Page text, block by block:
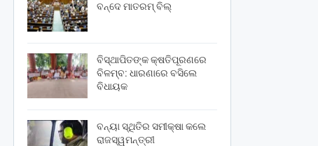
ବନ୍ଦେ ମାତରମ୍‌ ବିଲ୍‌
ବିସ୍ଥାପିତଙ୍କ କ୍ଷତିପୂରଣରେ
ବିଳମ୍ବ: ଧାରଣାରେ ବସିଲେ
ବିଧାୟକ
ବନ୍ୟା ସ୍ଥିତିର ସମୀକ୍ଷା କଲେ
ରାଜସ୍ୱମନ୍ତ୍ରୀ